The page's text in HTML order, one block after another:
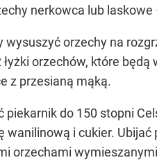
nerkowca lub laskowe
wysuszyć orzechy na
łyżki orzechów, które
z przesianą mąką.
piekarnik do 150 stopni
wanilinową i cukier.
orzechami